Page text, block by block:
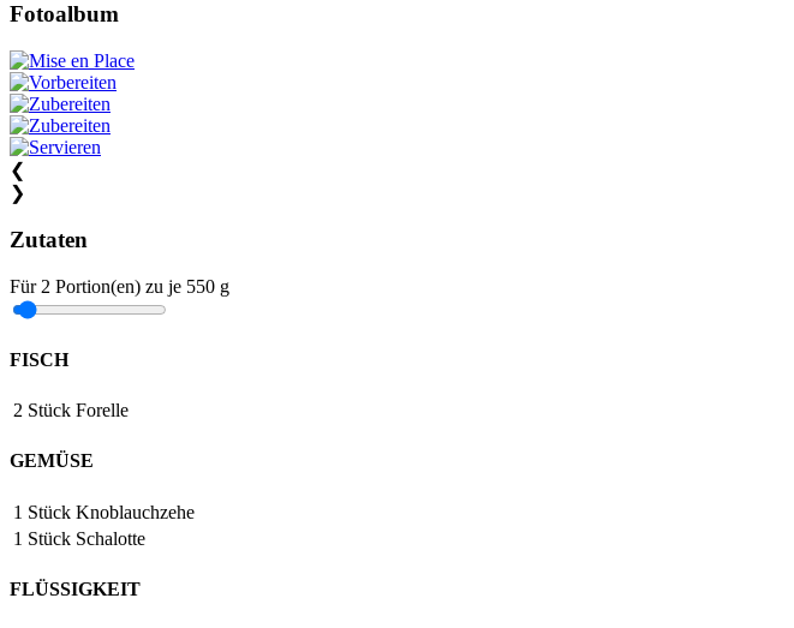
Fotoalbum
❮
❯
Zutaten
Für 2 Portion(en) zu je 550 g
FISCH
2 Stück Forelle
GEMÜSE
1 Stück Knoblauchzehe
1 Stück Schalotte
FLÜSSIGKEIT